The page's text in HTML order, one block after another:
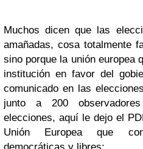
Muchos dicen que las
amañadas, cosa totalmente
sino porque la unión europea
institución en favor del
comunicado en las
junto a 200
elecciones, aquí le dejo el
Unión Europea que